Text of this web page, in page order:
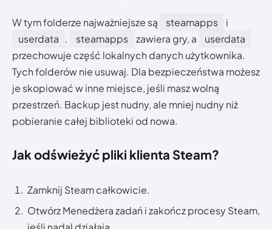
W tym folderze najważniejsze są steamapps
i
userdata . steamapps zawiera gry, a
userdata
przechowuje część lokalnych danych użytkownika.
Tych folderów nie usuwaj. Dla bezpieczeństwa możesz
je skopiować w inne miejsce, jeśli masz wolną
przestrzeń. Backup jest nudny, ale mniej nudny niż
pobieranie całej biblioteki od nowa.
Jak odświeżyć pliki klienta Steam?
Zamknij Steam całkowicie.
Otwórz Menedżera zadań i zakończ procesy Steam,